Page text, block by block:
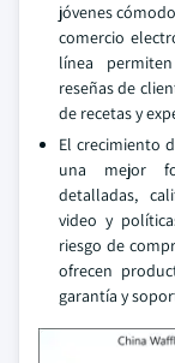
jóvenes
comercio
línea
reseñas de
de recetas y
El crecimiento
una mejor
detalladas,
video y
riesgo de
ofrecen
garantía y